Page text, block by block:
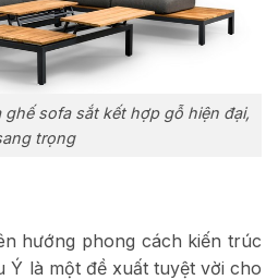
ghế sofa sắt kết hợp gỗ hiện đại,
trọng
hướng phong cách kiến trúc
Ý là một đề xuất tuyệt vời cho